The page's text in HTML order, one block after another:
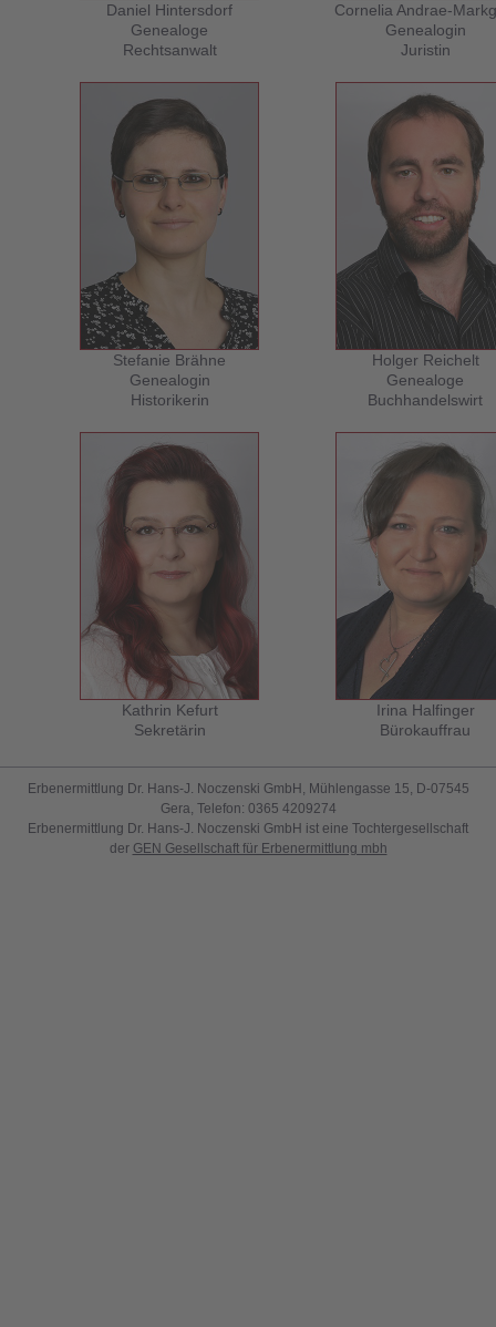
Daniel Hintersdorf
Genealoge
Rechtsanwalt
Cornelia Andrae-
Genealogin
Juristin
Stefanie Brähne
Genealogin
Historikerin
Holger Reichelt
Genealoge
Buchhandelswirt
Kathrin Kefurt
Sekretärin
Irina Halfinger
Bürokauffrau
Erbenermittlung Dr. Hans-J. Noczenski GmbH, Mühlengasse 15, D-07545
Gera, Telefon: 0365 4209274
Erbenermittlung Dr. Hans-J. Noczenski GmbH ist eine Tochtergesellschaft
der GEN Gesellschaft für Erbenermittlung mbh